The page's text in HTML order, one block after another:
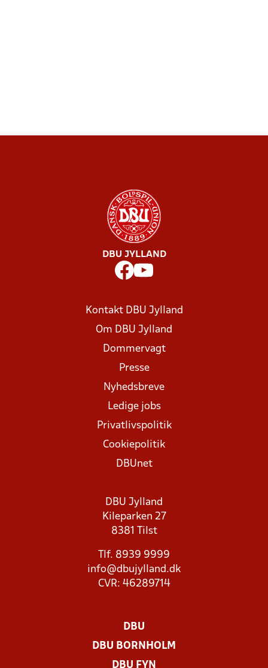
DBU JYLLAND
Kontakt DBU Jylland
Om DBU Jylland
Dommervagt
Presse
Nyhedsbreve
Ledige jobs
Privatlivspolitik
Cookiepolitik
DBUnet
DBU Jylland
Kileparken 27
8381 Tilst
Tlf. 8939 9999
info@dbujylland.dk
CVR: 46289714
DBU
DBU BORNHOLM
DBU FYN